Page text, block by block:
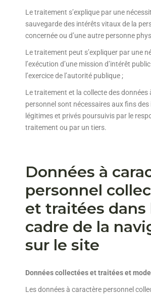
Le traitement s’explique par une
sauvegarde des intérêts vitaux de la
concernée ou d’une autre personne
Le traitement peut s’expliquer par une
l’exécution d’une mission d’intérêt
l’exercice de l’autorité publique ;
Le traitement et la collecte des données
personnel sont nécessaires aux fins
légitimes et privés poursuivis par le
traitement ou par un tiers.
Données à
personnel
et traitées dans
cadre de la
sur le site
Données collectées et traitées et
Les données à caractère personnel